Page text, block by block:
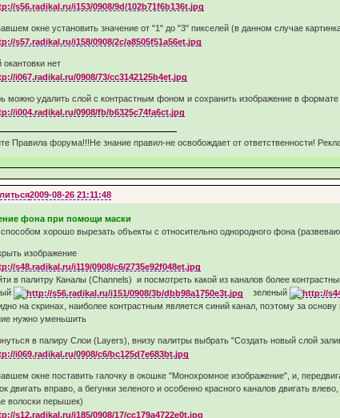
окне установить значение от "1" до "3" пикселей (в данном случае
окантовки нет
можно удалить слой с контрастным фоном и сохранить изображение в формате
Правила форума!!!Не знание правил-не освобождает от ответственности!
2009-08-26 21:11:48
фона при помощи маски
хорошо вырезать объекты с относительно однородного фона
изображение
в палитру Каналы (Channels) и посмотреть какой из каналов более
зеленый
на скринах, наиболее контрастным является синий канал, поэтому за
нужно уменьшить
в палиру Слои (Layers), внизу палитры выбрать "Создать новый слой
окне поставить галочку в окошке "Монохромное изображение", и,
двигать вправо, а бегунки зеленого и особенно красного каналов двигать
волоски перышек)